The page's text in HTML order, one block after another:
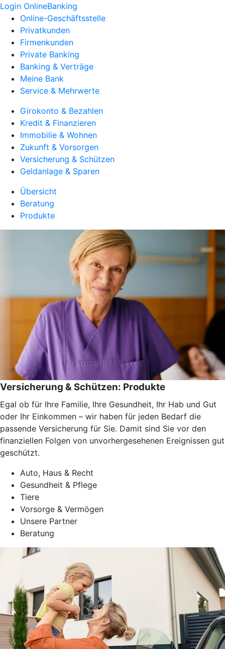
Login OnlineBanking
Online-Geschäftsstelle
Privatkunden
Firmenkunden
Private Banking
Banking & Verträge
Meine Bank
Service & Mehrwerte
Girokonto & Bezahlen
Kredit & Finanzieren
Immobilie & Wohnen
Zukunft & Vorsorgen
Versicherung & Schützen
Geldanlage & Sparen
Übersicht
Beratung
Produkte
Versicherung & Schützen: Produkte
Egal ob für Ihre Familie, Ihre Gesundheit, Ihr Hab und Gut
oder Ihr Einkommen – wir haben für jeden Bedarf die
passende Versicherung für Sie. Damit sind Sie vor den
finanziellen Folgen von unvorhergesehenen Ereignissen gut
geschützt.
Auto, Haus & Recht
Gesundheit & Pflege
Tiere
Vorsorge & Vermögen
Unsere Partner
Beratung